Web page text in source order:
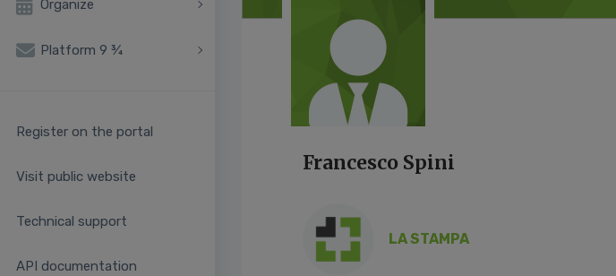
Organize
Platform 9 ¾
Register on the portal
Visit public website
Technical support
API documentation
Francesco Spini
LA STAMPA